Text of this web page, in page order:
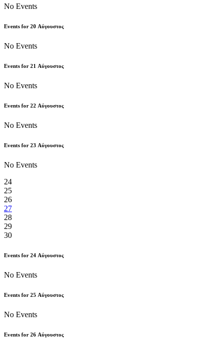
No Events
Events for 20 Αύγουστος
No Events
Events for 21 Αύγουστος
No Events
Events for 22 Αύγουστος
No Events
Events for 23 Αύγουστος
No Events
24
25
26
27
28
29
30
Events for 24 Αύγουστος
No Events
Events for 25 Αύγουστος
No Events
Events for 26 Αύγουστος